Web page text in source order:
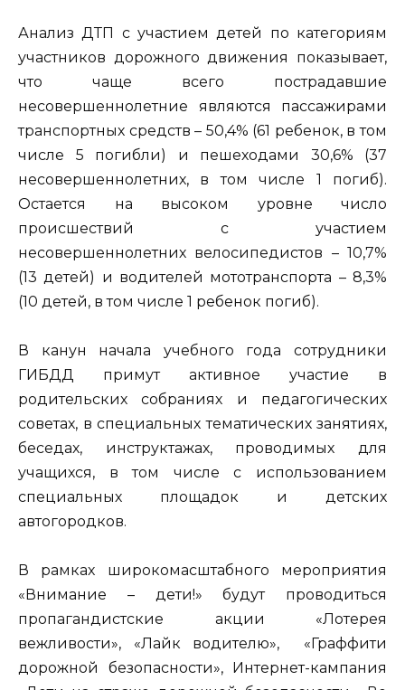
Анализ ДТП с участием детей по категориям
участников дорожного движения показывает,
что чаще всего пострадавшие
несовершеннолетние являются пассажирами
транспортных средств – 50,4% (61 ребенок, в том
числе 5 погибли) и пешеходами 30,6% (37
несовершеннолетних, в том числе 1 погиб).
Остается на высоком уровне число
происшествий с участием
несовершеннолетних велосипедистов – 10,7%
(13 детей) и водителей мототранспорта – 8,3%
(10 детей, в том числе 1 ребенок погиб).
В канун начала учебного года сотрудники
ГИБДД примут активное участие в
родительских собраниях и педагогических
советах, в специальных тематических занятиях,
беседах, инструктажах, проводимых для
учащихся, в том числе с использованием
специальных площадок и детских
автогородков.
В рамках широкомасштабного мероприятия
«Внимание – дети!» будут проводиться
пропагандистские акции «Лотерея
вежливости», «Лайк водителю», «Граффити
дорожной безопасности», Интернет-кампания